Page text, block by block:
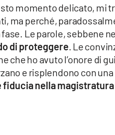
momento delicato, mi
ma perché,
Le parole, sebbene
di proteggere. Le
che ho avuto l’onore di
e risplendono con una
fiducia nella magistratura